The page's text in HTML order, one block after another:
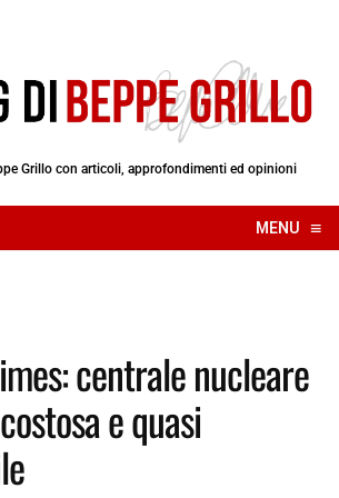
Grillo con articoli, approfondimenti ed opinioni
MENU ≡
☰
centrale nucleare
e quasi